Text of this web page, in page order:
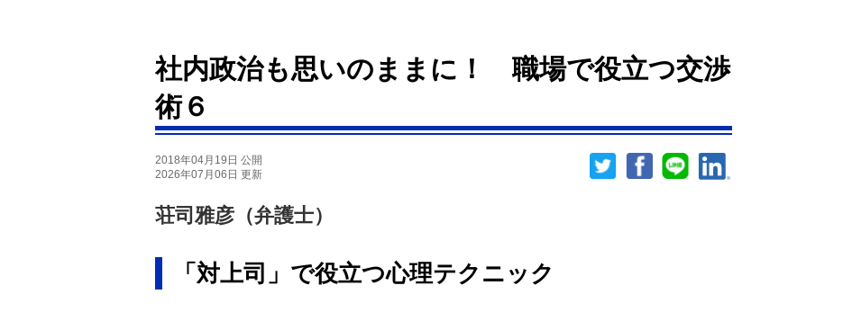
社内政治も思いのままに！ 職場で役立つ交渉
術６
2018年04月19日 公開
2026年07月06日 更新
荘司雅彦（弁護士）
「対上司」で役立つ心理テクニック